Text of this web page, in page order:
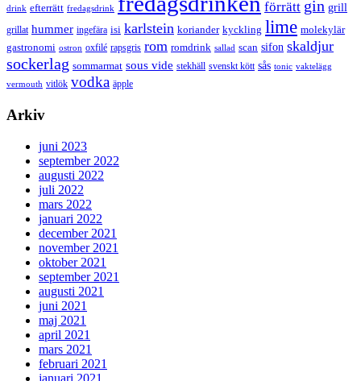
drink efterrätt fredagsdrink förrätt gin grill
grillat hummer ingefära isi karlstein koriander kyckling lime molekylär
gastronomi ostron oxfilé rapsgris rom romdrink sallad scan sifon skaldjur
sockerlag sommarmat sous vide stekhäll svenskt kött sås tonic vaktelägg
vermouth vitlök vodka äpple
Arkiv
juni 2023
september 2022
augusti 2022
juli 2022
mars 2022
januari 2022
december 2021
november 2021
oktober 2021
september 2021
augusti 2021
juni 2021
maj 2021
april 2021
mars 2021
februari 2021
januari 2021